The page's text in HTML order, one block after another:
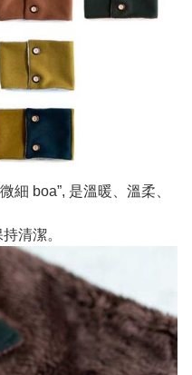
細 boa”, 是溫暖、溫柔、
清潔。